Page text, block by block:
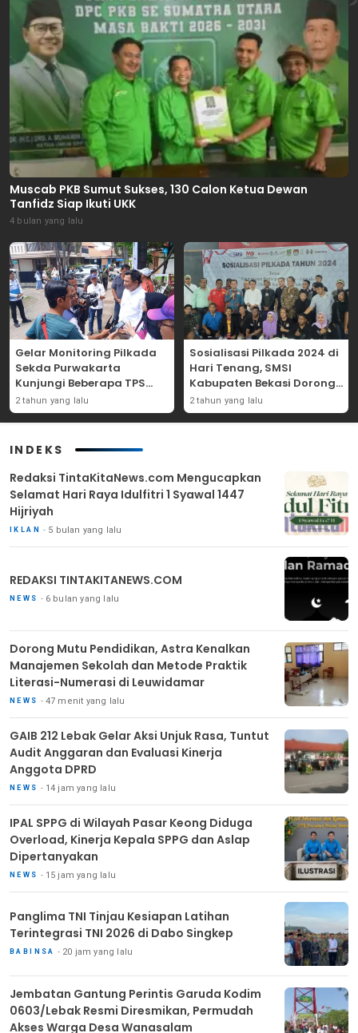
Muscab PKB Sumut Sukses, 130 Calon Ketua Dewan
Tanfidz Siap Ikuti UKK
4 bulan yang lalu
Gelar Monitoring Pilkada
Sekda Purwakarta
Kunjungi Beberapa TPS
Yang Ada Di Purwakarta
2 tahun yang lalu
Sosialisasi Pilkada 2024 di
Hari Tenang, SMSI
Kabupaten Bekasi Dorong
Angka Partisipasi
Masyarakat
2 tahun yang lalu
INDEKS
Redaksi TintaKitaNews.com Mengucapkan
Selamat Hari Raya Idulfitri 1 Syawal 1447
Hijriyah
IKLAN 5 bulan yang lalu
REDAKSI TINTAKITANEWS.COM
NEWS 6 bulan yang lalu
Dorong Mutu Pendidikan, Astra Kenalkan
Manajemen Sekolah dan Metode Praktik
Literasi-Numerasi di Leuwidamar
NEWS 47 menit yang lalu
GAIB 212 Lebak Gelar Aksi Unjuk Rasa, Tuntut
Audit Anggaran dan Evaluasi Kinerja
Anggota DPRD
NEWS 14 jam yang lalu
IPAL SPPG di Wilayah Pasar Keong Diduga
Overload, Kinerja Kepala SPPG dan Aslap
Dipertanyakan
NEWS 15 jam yang lalu
Panglima TNI Tinjau Kesiapan Latihan
Terintegrasi TNI 2026 di Dabo Singkep
BABINSA 20 jam yang lalu
Jembatan Gantung Perintis Garuda Kodim
0603/Lebak Resmi Diresmikan, Permudah
Akses Warga Desa Wanasalam